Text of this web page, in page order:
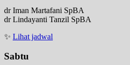
dr Iman Martafani SpBA
dr Lindayanti Tanzil SpBA
✨ Lihat jadwal
Sabtu